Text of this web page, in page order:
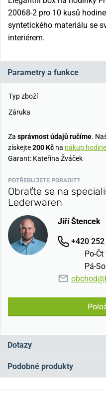
20068-2 pro 10 kusů
syntetického materiálu se
interiérem.
Parametry a funkce
Typ zboží
Záruka
Za správnost údajů ručíme.
získejte200 Kč na nákup
Garant: Kateřina Žváček
POTŘEBUJETE PORADIT?
Obraťte se na
Lederwaren
Jiří Štencek
+420
Po-Čt
Pá-So
Dotazy
Máte otázku?
Podobné produkty